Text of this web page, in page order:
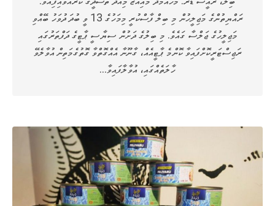
ރައްޔިތުންގެ މަޖިލީހުން މި ބިލް ފާސްކުރީ މިމަހުގެ 13 ވީ ބުދަ ދުވަހު ބޭއްވި
މަޖިލީހުގެ ޖަލްސާ ގައެވެ. މި ބިލުގެ ދަށުން ސިޔާސީ ޕާޓީގެ ދަފްތަރުގައި
ރަޖިސްޓަރީކޮށްފައިވާ ކޮންމެ ޕާޓީއެއް، ގާނޫނާ އެއްގޮތްވާ ގޮތުގެމަތިން އުވާލެވޭ
ހާލަތެއްގައި، އުވާލާފައިވާ…